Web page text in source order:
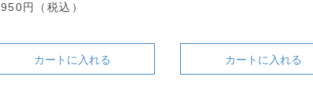
円（税込）
カートに入れる カートに入れる